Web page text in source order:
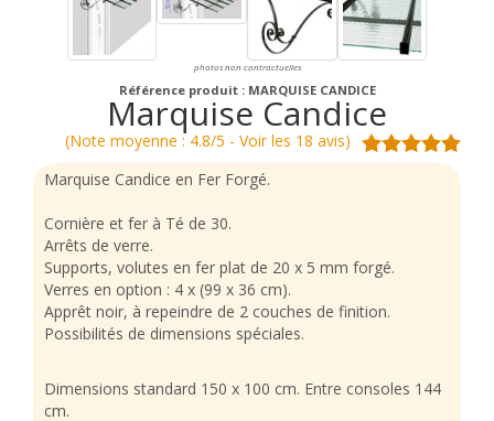
photos non contractuelles
Référence produit : MARQUISE CANDICE
Marquise Candice
(Note moyenne : 4.8/5 - Voir les 18 avis)
Marquise Candice en Fer Forgé.
Cornière et fer à Té de 30.
Arrêts de verre.
Supports, volutes en fer plat de 20 x 5 mm forgé.
Verres en option : 4 x (99 x 36 cm).
Apprêt noir, à repeindre de 2 couches de finition.
Possibilités de dimensions spéciales.
Dimensions standard 150 x 100 cm. Entre consoles 144
cm.